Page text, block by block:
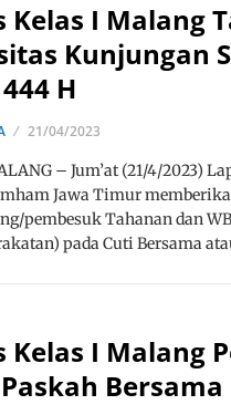
Kelas I Malang
Kunjungan
H
21/04/2023
– Jum’at (21/4/2023)
Jawa Timur
pembesuk Tahanan dan
pada Cuti Bersama
Kelas I Malang